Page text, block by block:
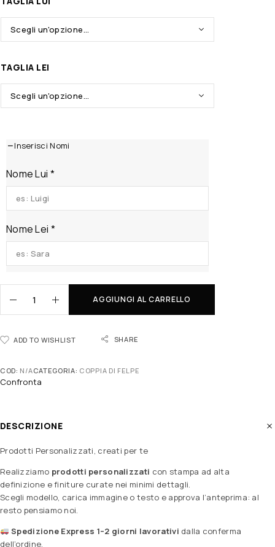
TAGLIA LEI
Inserisci Nomi
Nome Lui *
Nome Lei *
AGGIUNGI AL CARRELLO
ADD TO WISHLIST SHARE
COD: N/ACATEGORIA: COPPIA DI FELPE
Confronta
DESCRIZIONE
Prodotti Personalizzati, creati per te
Realizziamo prodotti personalizzati con stampa ad alta
definizione e finiture curate nei minimi dettagli.
Scegli modello, carica immagine o testo e approva l’anteprima: al
resto pensiamo noi.
Spedizione Express 1–2 giorni lavorativi dalla conferma
dell’ordine.